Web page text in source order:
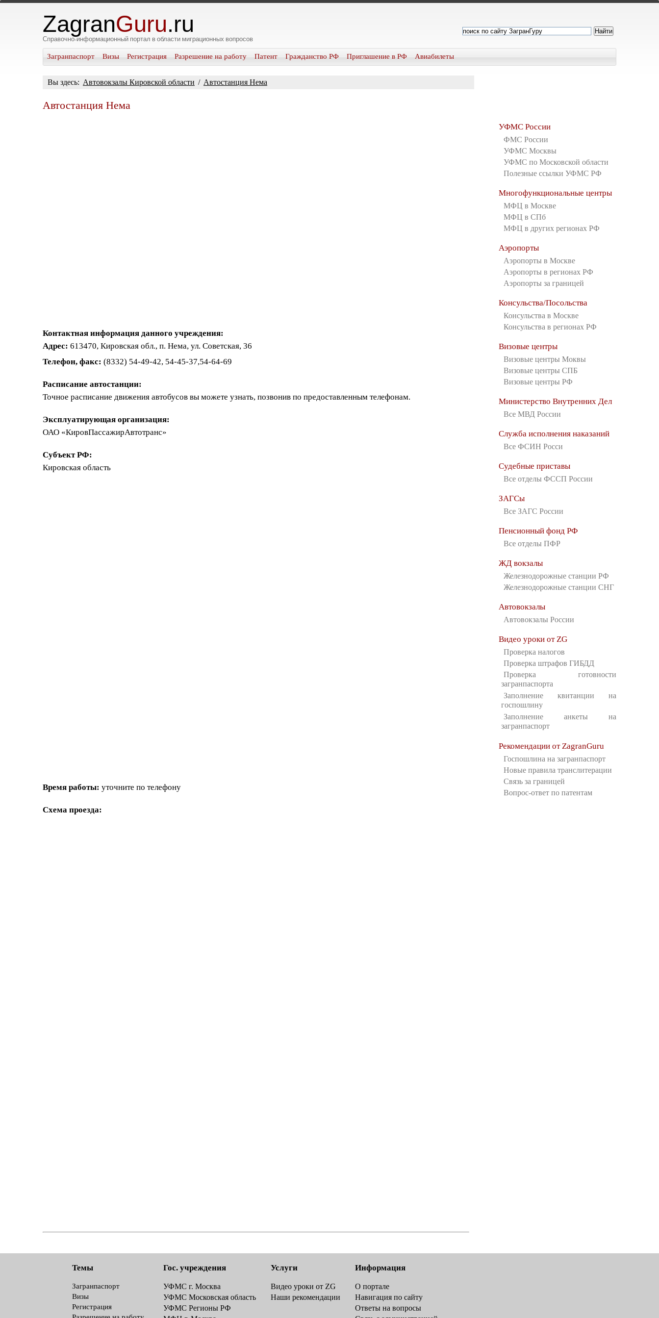
ZagranGuru.ru
Справочно-информационный портал в области миграционных вопросов
Загранпаспорт Визы Регистрация Разрешение на работу Патент Гражданство РФ Приглашение в РФ Авиабилеты
Вы здесь: Автовокзалы Кировской области / Автостанция Нема
Автостанция Нема
Контактная информация данного учреждения:
Адрес: 613470, Кировская обл., п. Нема, ул. Советская, 36
Телефон, факс: (8332) 54-49-42, 54-45-37,54-64-69
Расписание автостанции:
Точное расписание движения автобусов вы можете узнать, позвонив по предоставленным телефонам.
Эксплуатирующая организация:
ОАО «КировПассажирАвтотранс»
Субъект РФ:
Кировская область
Время работы: уточните по телефону
Схема проезда:
УФМС России
ФМС России
УФМС Москвы
УФМС по Московской области
Полезные ссылки УФМС РФ
Многофункциональные центры
МФЦ в Москве
МФЦ в СПб
МФЦ в других регионах РФ
Аэропорты
Аэропорты в Москве
Аэропорты в регионах РФ
Аэропорты за границей
Консульства/Посольства
Консульства в Москве
Консульства в регионах РФ
Визовые центры
Визовые центры Моквы
Визовые центры СПБ
Визовые центры РФ
Министерство Внутренних Дел
Все МВД России
Служба исполнения наказаний
Все ФСИН Росси
Судебные приставы
Все отделы ФССП России
ЗАГСы
Все ЗАГС России
Пенсионный фонд РФ
Все отделы ПФР
ЖД вокзалы
Железнодорожные станции РФ
Железнодорожные станции СНГ
Автовокзалы
Автовокзалы России
Видео уроки от ZG
Проверка налогов
Проверка штрафов ГИБДД
Проверка готовности
загранпаспорта
Заполнение квитанции на
госпошлину
Заполнение анкеты на
загранпаспорт
Рекомендации от ZagranGuru
Госпошлина на загранпаспорт
Новые правила транслитерации
Связь за границей
Вопрос-ответ по патентам
Темы
Загранпаспорт
Визы
Регистрация
Гос. учреждения
УФМС г. Москва
УФМС Московская область
УФМС Регионы РФ
Услуги
Видео уроки от ZG
Наши рекомендации
Информация
О портале
Навигация по сайту
Ответы на вопросы